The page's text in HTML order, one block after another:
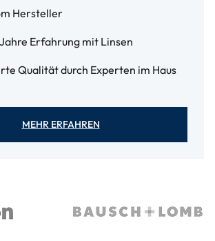
Hersteller
Erfahrung mit Linsen
Qualität durch Experten im Haus
MEHR ERFAHREN